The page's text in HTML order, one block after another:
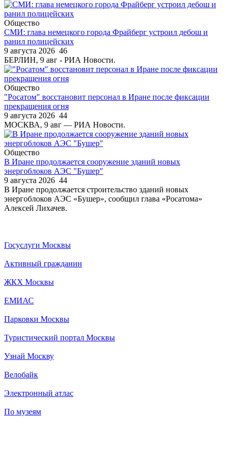
Общество
СМИ: глава немецкого города Фрайберг устроил дебош и
ранил полицейских
9 августа 2026 46
БЕРЛИН, 9 авг - РИА Новости.
Общество
"Росатом" восстановит персонал в Иране после фиксации
прекращения огня
9 августа 2026 44
МОСКВА, 9 авг — РИА Новости.
Общество
В Иране продолжается сооружение зданий новых
энергоблоков АЭС "Бушер"
9 августа 2026 44
В Иране продолжается строительство зданий новых
энергоблоков АЭС «Бушер», сообщил глава «Росатома»
Алексей Лихачев.
Госуслуги Москвы
Активный гражданин
ЖКХ Москвы
ЕМИАС
Парковки Москвы
Туристический портал Москвы
Узнай Москву
Велобайк
Электронный атлас
По музеям